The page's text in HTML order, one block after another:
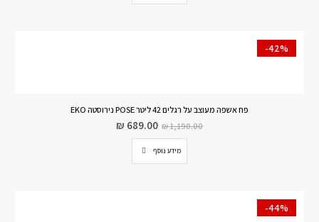
-42%
פח אשפה מעוצב על רגלים 42 ליטר POSE נירוסטה EKO
₪1,190.00
₪ 689.00
מידע נוסף
-44%